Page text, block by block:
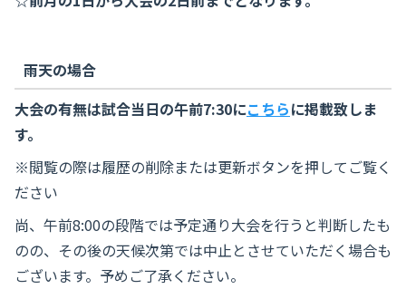
雨天の場合
大会の有無は試合当日の午前7:30にこちらに掲載致しま
す。
※閲覧の際は履歴の削除または更新ボタンを押してご覧く
ださい
尚、午前8:00の段階では予定通り大会を行うと判断したも
のの、その後の天候次第では中止とさせていただく場合も
ございます。予めご了承ください。